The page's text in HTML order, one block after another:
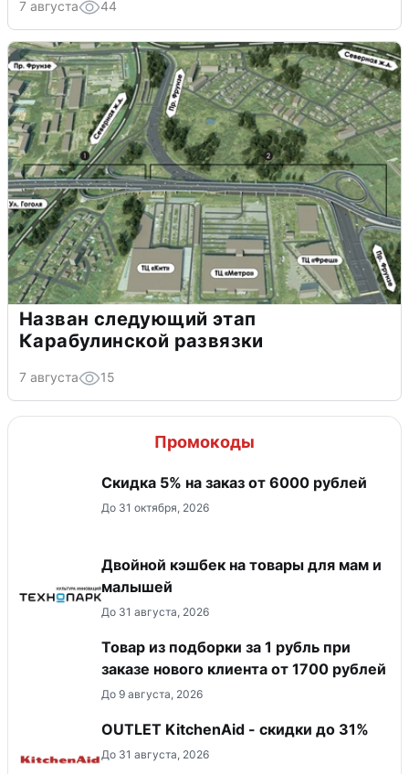
7 августа 44
Назван следующий этап
Карабулинской развязки
7 августа 15
Промокоды
Скидка 5% на заказ от 6000 рублей
До 31 октября, 2026
Двойной кэшбек на товары для мам и
малышей
До 31 августа, 2026
Товар из подборки за 1 рубль при
заказе нового клиента от 1700 рублей
До 9 августа, 2026
OUTLET KitchenAid - скидки до 31%
До 31 августа, 2026